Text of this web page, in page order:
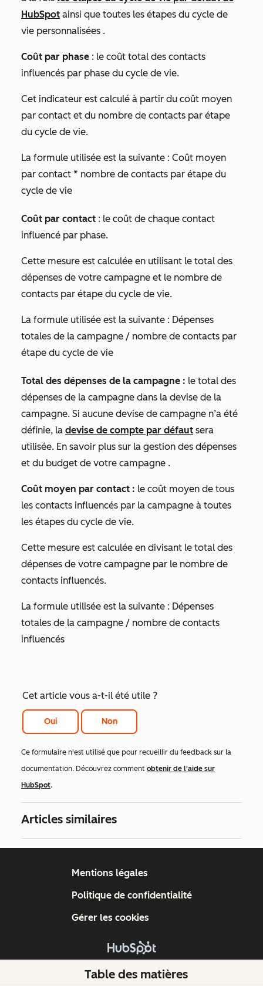
HubSpot ainsi que toutes les étapes du cycle de
vie personnalisées .
Coût par phase : le coût total des contacts
influencés par phase du cycle de vie.
Cet indicateur est calculé à partir du coût moyen
par contact et du nombre de contacts par étape
du cycle de vie.
La formule utilisée est la suivante : Coût moyen
par contact * nombre de contacts par étape du
cycle de vie
Coût par contact : le coût de chaque contact
influencé par phase.
Cette mesure est calculée en utilisant le total des
dépenses de votre campagne et le nombre de
contacts par étape du cycle de vie.
La formule utilisée est la suivante : Dépenses
totales de la campagne / nombre de contacts par
étape du cycle de vie
Total des dépenses de la campagne : le total des
dépenses de la campagne dans la devise de la
campagne. Si aucune devise de campagne n’a été
définie, la devise de compte par défaut sera
utilisée. En savoir plus sur la gestion des dépenses
et du budget de votre campagne .
Coût moyen par contact : le coût moyen de tous
les contacts influencés par la campagne à toutes
les étapes du cycle de vie.
Cette mesure est calculée en divisant le total des
dépenses de votre campagne par le nombre de
contacts influencés.
La formule utilisée est la suivante : Dépenses
totales de la campagne / nombre de contacts
influencés
Cet article vous a-t-il été utile ?
Oui Non
Ce formulaire n'est utilisé que pour recueillir du feedback sur la
documentation. Découvrez comment obtenir de l'aide sur
HubSpot.
Articles similaires
Table des matières
Copyright © 2026 HubSpot, Inc.
Mentions légales
Politique de confidentialité
Gérer les cookies